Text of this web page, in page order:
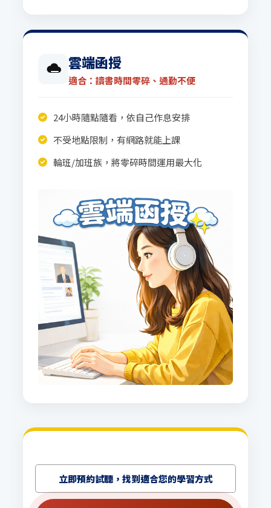
雲端函授
適合：讀書時間零碎、通勤不便
24小時隨點隨看，依自己作息安排
不受地點限制，有網路就能上課
輪班/加班族，將零碎時間運用最大化
立即預約試聽，找到適合您的學習方式